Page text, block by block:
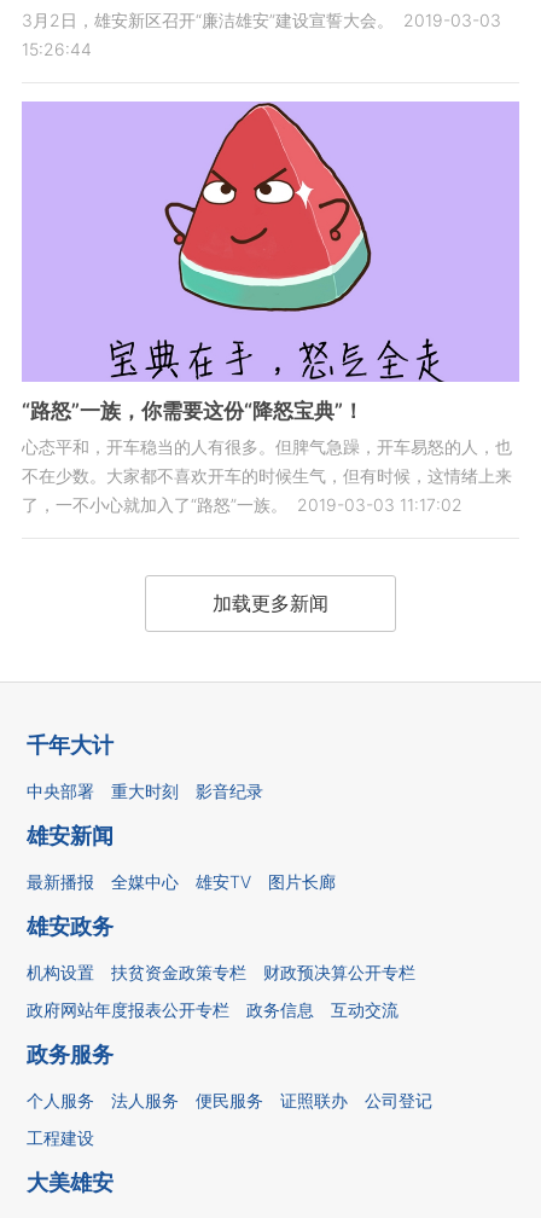
3月2日，雄安新区召开“廉洁雄安”建设宣誓大会。
2019-03-03
15:26:44
“路怒”一族，你需要这份“降怒宝典”！
心态平和，开车稳当的人有很多。但脾气急躁，开车易怒的人，也
不在少数。大家都不喜欢开车的时候生气，但有时候，这情绪上来
了，一不小心就加入了“路怒”一族。
2019-03-03 11:17:02
加载更多新闻
千年大计
中央部署 重大时刻 影音纪录
雄安新闻
最新播报 全媒中心 雄安TV 图片长廊
雄安政务
机构设置 扶贫资金政策专栏
财政预决算公开专栏
政府网站年度报表公开专栏
政务信息 互动交流
政务服务
个人服务 法人服务 便民服务 证照联办
公司登记
工程建设
大美雄安